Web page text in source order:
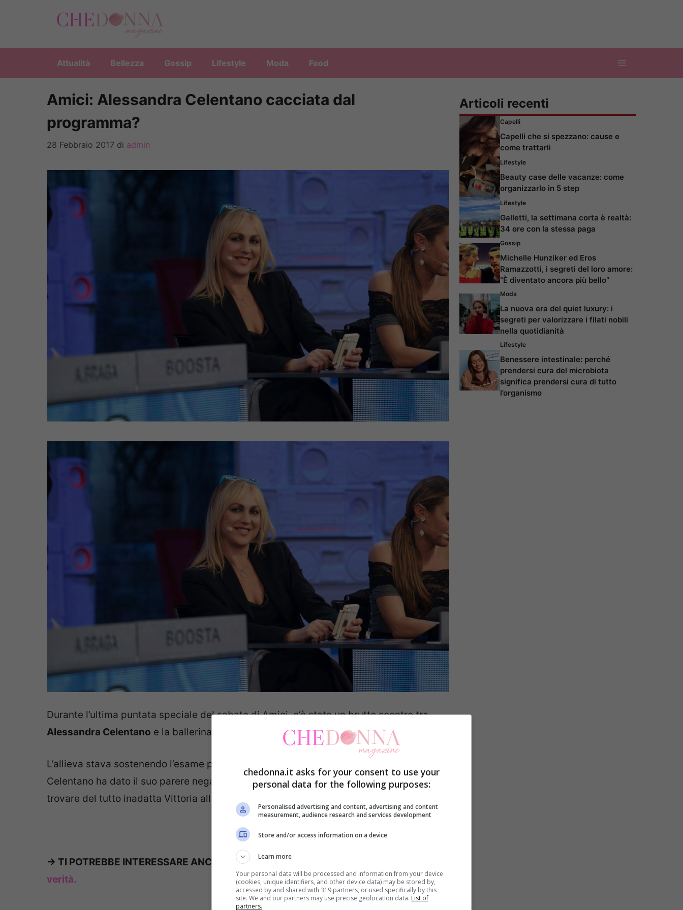
Attualità Bellezza Gossip Lifestyle Moda Food
Amici: Alessandra Celentano cacciata dal
programma?
28 Febbraio 2017 di admin
Durante l’ultima puntata speciale del sabato di Amici, c’è stato un brutto scontro tra
Alessandra Celentano e la ballerina
L’allieva stava sostenendo l’esame per tentare di accedere al serale, quando la
Celentano ha dato il suo parere negativo adducendo come spiegazione il fatto di
trovare del tutto inadatta Vittoria alla danza.
-> TI POTREBBE INTERESSARE ANCHE:
Amici 2017: Giorgia al posto di Emma? Ecco la
verità.
Articoli recenti
Capelli
Capelli che si spezzano: cause e
come trattarli
Lifestyle
Beauty case delle vacanze: come
organizzarlo in 5 step
Lifestyle
Galletti, la settimana corta è realtà:
34 ore con la stessa paga
Gossip
Michelle Hunziker ed Eros
Ramazzotti, i segreti del loro amore:
“È diventato ancora più bello”
Moda
La nuova era del quiet luxury: i
segreti per valorizzare i filati nobili
nella quotidianità
Lifestyle
Benessere intestinale: perché
prendersi cura del microbiota
significa prendersi cura di tutto
l’organismo
chedonna.it asks for your consent to use your
personal data for the following purposes:
Personalised advertising and content, advertising and content
measurement, audience research and services development
Store and/or access information on a device
Learn more
Your personal data will be processed and information from your device
(cookies, unique identifiers, and other device data) may be stored by,
accessed by and shared with 319 partners, or used specifically by this
site. We and our partners may use precise geolocation data. List of
partners.